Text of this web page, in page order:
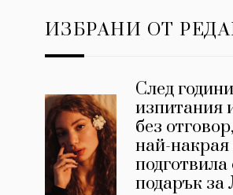
ИЗБРАНИ ОТ
След
изпитания
без
най-накрая
подарък за